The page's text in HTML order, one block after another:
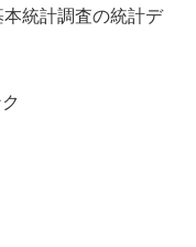
統計調査の統計デ